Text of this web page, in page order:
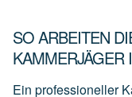
SO ARBEITEN
KAMMERJÄGER
Ein professioneller